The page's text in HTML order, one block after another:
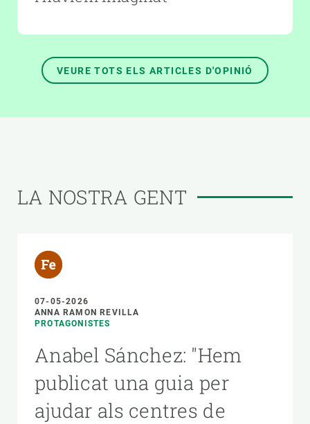
VEURE TOTS ELS ARTICLES D'OPINIÓ
LA NOSTRA GENT
07-05-2026
ANNA RAMON REVILLA
PROTAGONISTES
Anabel Sánchez: "Hem
publicat una guia per
ajudar als centres de